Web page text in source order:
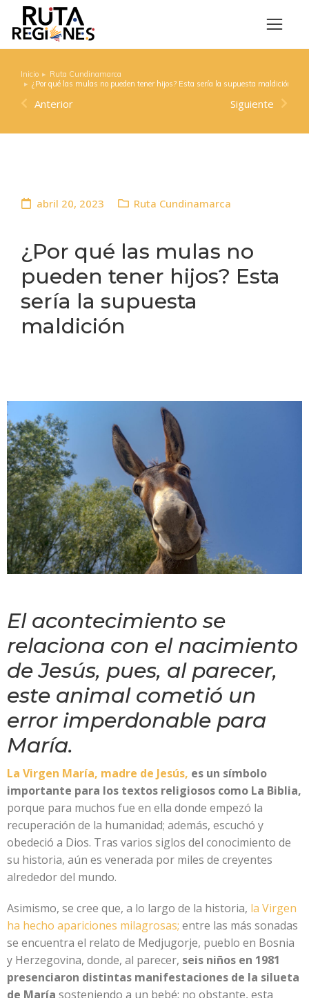
Estás aquí:
Inicio
Ruta Cundinamarca
¿Por qué las mulas no pueden tener hijos? Esta sería la supuesta maldición
Anterior Siguiente
abril 20, 2023 Ruta Cundinamarca
¿Por qué las mulas no
pueden tener hijos? Esta
sería la supuesta
maldición
El acontecimiento se
relaciona con el nacimiento
de Jesús, pues, al parecer,
este animal cometió un
error imperdonable para
María.
La Virgen María, madre de Jesús, es un símbolo
importante para los textos religiosos como La Biblia,
porque para muchos fue en ella donde empezó la
recuperación de la humanidad; además, escuchó y
obedeció a Dios. Tras varios siglos del conocimiento de
su historia, aún es venerada por miles de creyentes
alrededor del mundo.
Asimismo, se cree que, a lo largo de la historia, la Virgen
ha hecho apariciones milagrosas; entre las más sonadas
se encuentra el relato de Medjugorje, pueblo en Bosnia
y Herzegovina, donde, al parecer, seis niños en 1981
presenciaron distintas manifestaciones de la silueta
de María sosteniendo a un bebé; no obstante, esta